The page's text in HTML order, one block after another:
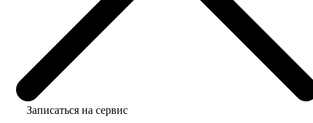
Записаться на сервис